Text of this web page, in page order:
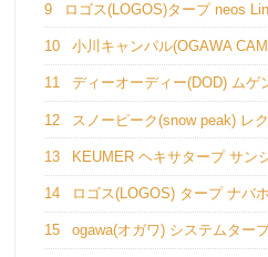
9 ロゴス(LOGOS)タープ neos
10 小川キャンパル(OGAWA
11 ディーオーディー(DOD) ムゲ
12 スノーピーク(snow peak) レ
13 KEUMER ヘキサタープ サン
14 ロゴス(LOGOS) タープ ナバ
15 ogawa(オガワ) システムター